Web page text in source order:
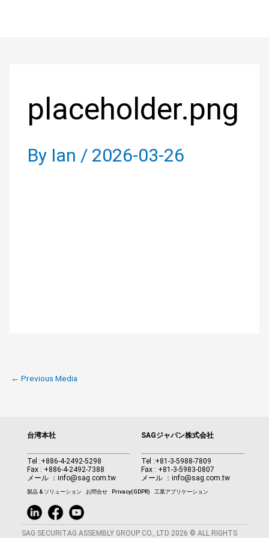
placeholder.png
By Ian / 2026-03-26
← Previous Media
台湾本社
Tel :+886-4-2492-5298
Fax : +886-4-2492-7388
メール ： info@sag.com.tw
SAGジャパン株式会社
Tel :+81-3-5988-7809
Fax : +81-3-5983-0807
メール ：info@sag.com.tw
製品 & ソリューション お問合せ Privacy(GDPR) 工業アプリケーション
SAG SECURITAG ASSEMBLY GROUP CO., LTD 2026 © ALL RIGHTS